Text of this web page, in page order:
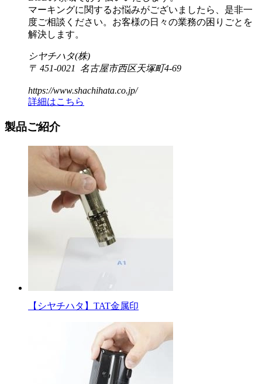
マーキングに関するお悩みがございましたら、是非一
度ご相談ください。お客様の日々の業務の困りごとを
解決します。
シヤチハタ(株)
〒 451-0021 名古屋市西区天塚町4-69
https://www.shachihata.co.jp/
詳細はこちら
製品ご紹介
【シヤチハタ】TAT金属印